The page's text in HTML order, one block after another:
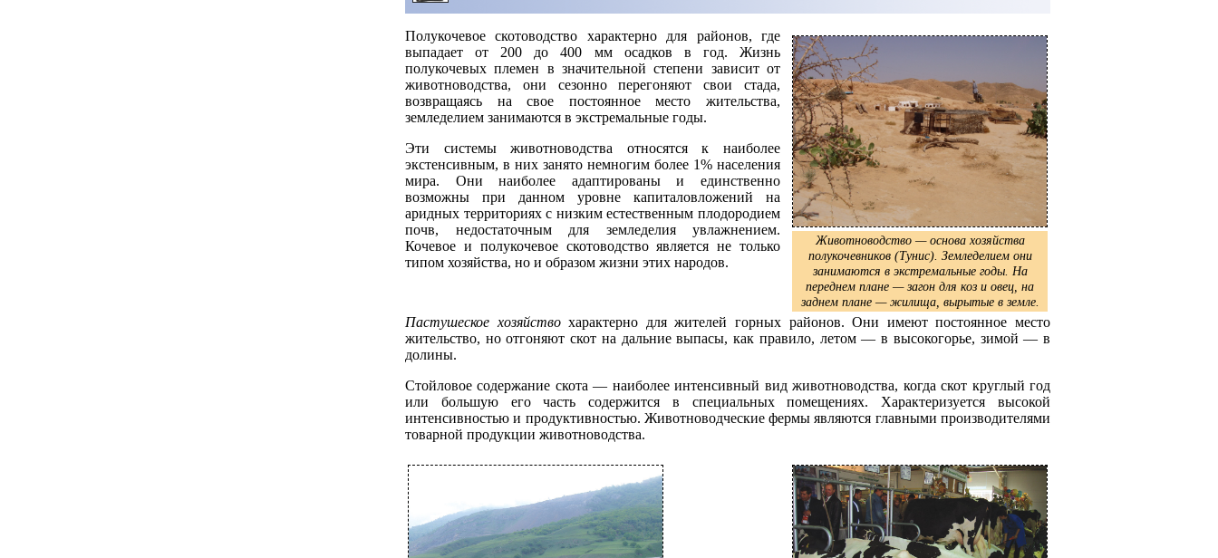
Животноводство — основа хозяйства
полукочевников (Тунис). Земледелием они
занимаются в экстремальные годы. На
переднем плане — загон для коз и овец, на
заднем плане — жилища, вырытые в земле.
Полукочевое скотоводство характерно для районов, где
выпадает от 200 до 400 мм осадков в год. Жизнь
полукочевых племен в значительной степени зависит от
животноводства, они сезонно перегоняют свои стада,
возвращаясь на свое постоянное место жительства,
земледелием занимаются в экстремальные годы.
Эти системы животноводства относятся к наиболее
экстенсивным, в них занято немногим более 1% населения
мира. Они наиболее адаптированы и единственно
возможны при данном уровне капиталовложений на
аридных территориях с низким естественным плодородием
почв, недостаточным для земледелия увлажнением.
Кочевое и полукочевое скотоводство является не только
типом хозяйства, но и образом жизни этих народов.
Пастушеское хозяйствохарактерно для жителей горных районов. Они имеют постоянное место
жительство, но отгоняют скот на дальние выпасы, как правило, летом — в высокогорье, зимой — в
долины.
Стойловое содержание скота — наиболее интенсивный вид животноводства, когда скот круглый год
или большую его часть содержится в специальных помещениях. Характеризуется высокой
интенсивностью и продуктивностью. Животноводческие фермы являются главными производителями
товарной продукции животноводства.